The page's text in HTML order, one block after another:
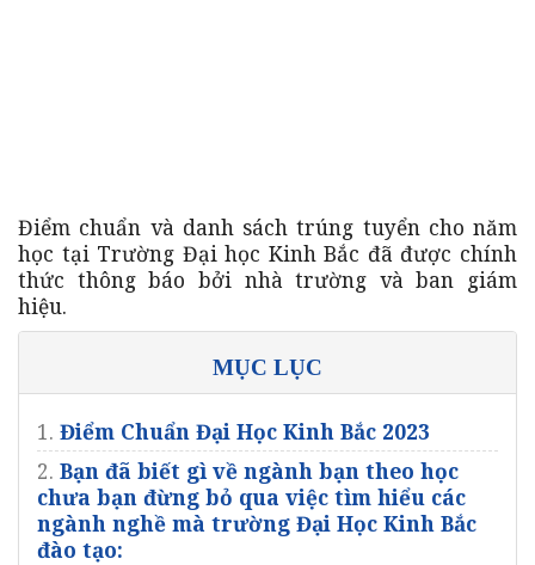
Điểm chuẩn và danh sách trúng tuyển cho năm
học tại Trường Đại học Kinh Bắc đã được chính
thức thông báo bởi nhà trường và ban giám
hiệu.
MỤC LỤC
1. Điểm Chuẩn Đại Học Kinh Bắc 2023
2. Bạn đã biết gì về ngành bạn theo học
chưa bạn đừng bỏ qua việc tìm hiểu các
ngành nghề mà trường Đại Học Kinh Bắc
đào tạo: